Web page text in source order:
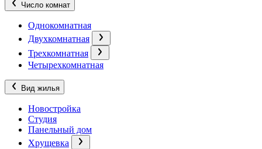
Число комнат
Однокомнатная
Двухкомнатная
Трехкомнатная
Четырехкомнатная
Вид жилья
Новостройка
Студия
Панельный дом
Хрущевка